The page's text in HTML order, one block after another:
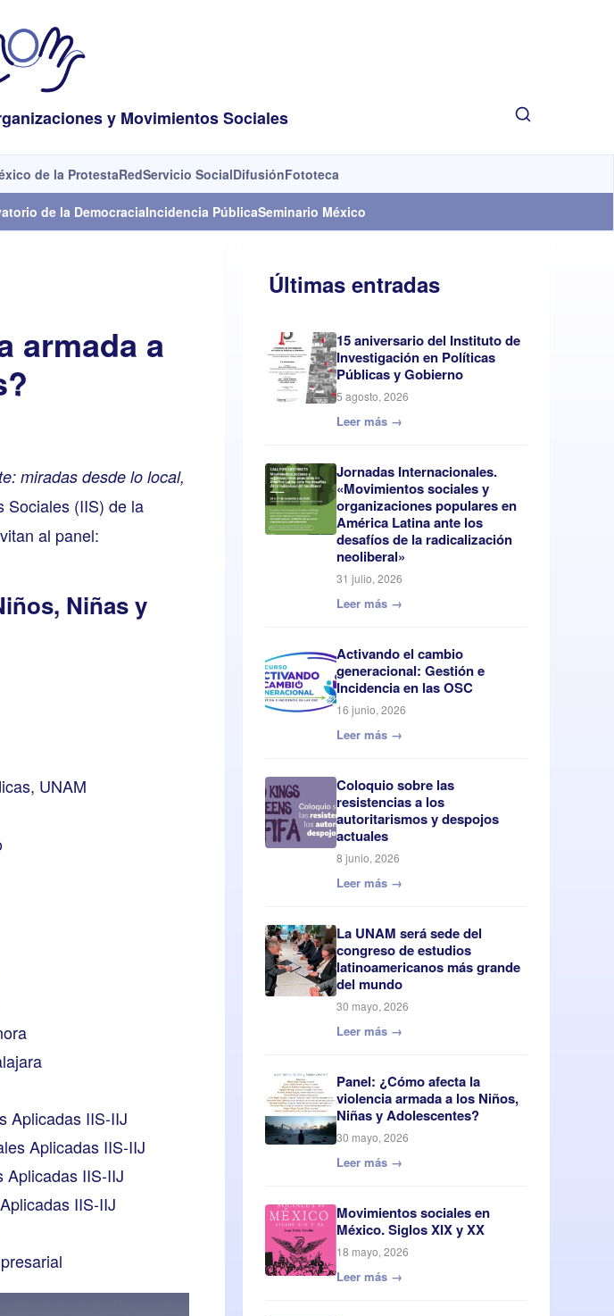
y Movimientos Sociales
de la ProtestaRedServicio SocialDifusiónFototeca
de la DemocraciaIncidencia PúblicaSeminario México
armada a
miradas desde lo local,
Sociales (IIS) de la
al panel:
Niñas y
UNAM
Aplicadas IIS-IIJ
Aplicadas IIS-IIJ
Aplicadas IIS-IIJ
IIS-IIJ
Últimas entradas
15 aniversario del Instituto de
Investigación en Políticas
Públicas y Gobierno
5 agosto, 2026
Leer más →
Jornadas Internacionales.
«Movimientos sociales y
organizaciones populares en
América Latina ante los
desafíos de la radicalización
neoliberal»
31 julio, 2026
Leer más →
Activando el cambio
generacional: Gestión e
Incidencia en las OSC
16 junio, 2026
Leer más →
Coloquio sobre las
resistencias a los
autoritarismos y despojos
actuales
8 junio, 2026
Leer más →
La UNAM será sede del
congreso de estudios
latinoamericanos más grande
del mundo
30 mayo, 2026
Leer más →
Panel: ¿Cómo afecta la
violencia armada a los Niños,
Niñas y Adolescentes?
30 mayo, 2026
Leer más →
Movimientos sociales en
México. Siglos XIX y XX
18 mayo, 2026
Leer más →